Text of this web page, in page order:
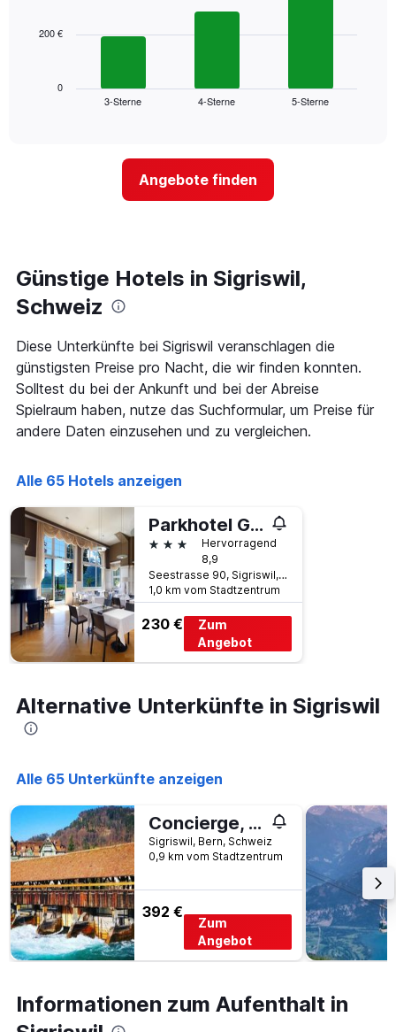
X-
Hotelkategorien
die
durchschnittlichen
für
heute
Nacht
in
den
letzten
anzeigt.
Das
zeigt
Tagen,
aggregiert
nach
Diagramm
hat
1
X-
Achse,
die
Hotelkategorien
nach
Sternen
anzeigt
Das
Diagramm
hat
1
Y-
Achse,
die
den
an
diesem
der
den
letzten
3
Tagen
gefunden
wurde.
3-Sterne 4-Sterne 5-Sterne
0
200 €
Angebote finden
Günstige Hotels in Sigriswil,
Schweiz
Diese Unterkünfte bei Sigriswil veranschlagen die
günstigsten Preise pro Nacht, die wir finden konnten.
Solltest du bei der Ankunft und bei der Abreise
Spielraum haben, nutze das Suchformular, um Preise für
andere Daten einzusehen und zu vergleichen.
Alle 65 Hotels anzeigen
Parkhotel Gunten
3 SterneHervorragend
8,9
Seestrasse 90, Sigriswil, Bern, Schweiz
1,0 km vom Stadtzentrum
230 €
Zum
Angebot
Alternative Unterkünfte in Sigriswil
Alle 65 Unterkünfte anzeigen
Concierge, Boat House Scenic Views by SwissHut
Sigriswil, Bern, Schweiz
0,9 km vom Stadtzentrum
392 €
Zum
Angebot
Informationen zum Aufenthalt in